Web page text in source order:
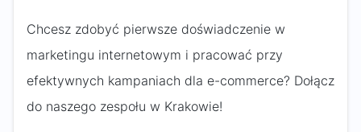
Chcesz zdobyć pierwsze doświadczenie w
marketingu internetowym i pracować przy
efektywnych kampaniach dla e-commerce? Dołącz
do naszego zespołu w Krakowie!